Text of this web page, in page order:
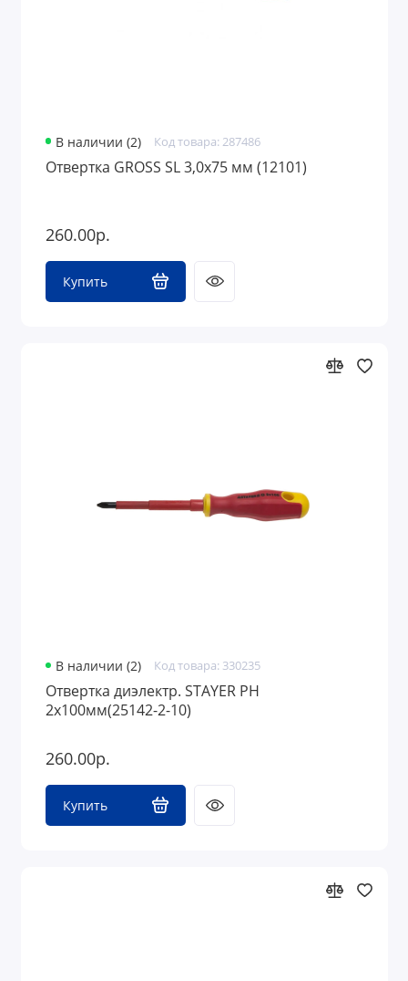
В наличии (2) Код товара: 287486
Отвертка GROSS SL 3,0х75 мм (12101)
260.00р.
Купить
В наличии (2) Код товара: 330235
Отвертка диэлектр. STAYER PH
2х100мм(25142-2-10)
260.00р.
Купить